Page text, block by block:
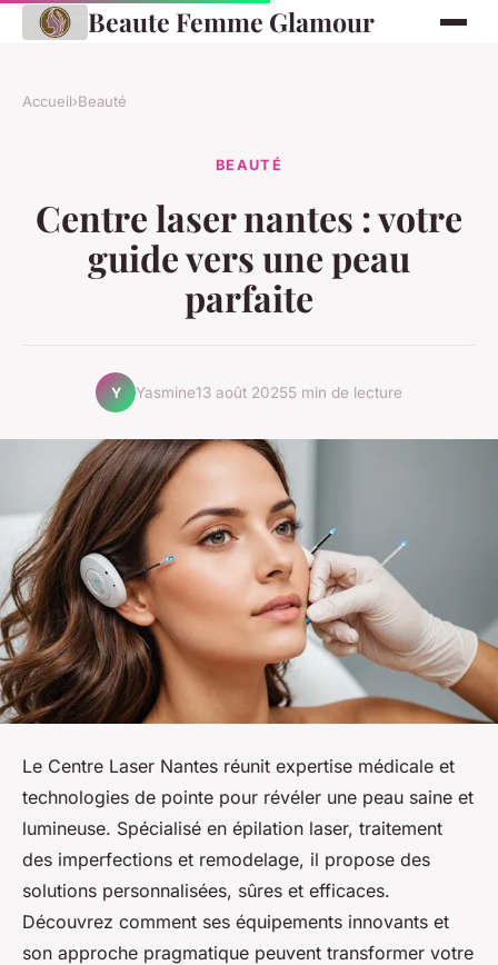
Beaute Femme Glamour
Accueil›Beauté
BEAUTÉ
Centre laser nantes : votre
guide vers une peau
parfaite
Y Yasmine13 août 20255 min de lecture
Le Centre Laser Nantes réunit expertise médicale et
technologies de pointe pour révéler une peau saine et
lumineuse. Spécialisé en épilation laser, traitement
des imperfections et remodelage, il propose des
solutions personnalisées, sûres et efficaces.
Découvrez comment ses équipements innovants et
son approche pragmatique peuvent transformer votre